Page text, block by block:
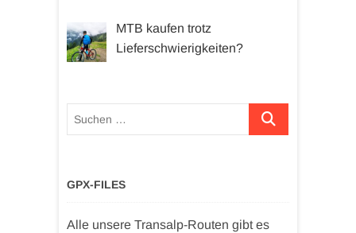
MTB kaufen trotz
Lieferschwierigkeiten?
Suchen …
GPX-FILES
Alle unsere Transalp-Routen gibt es